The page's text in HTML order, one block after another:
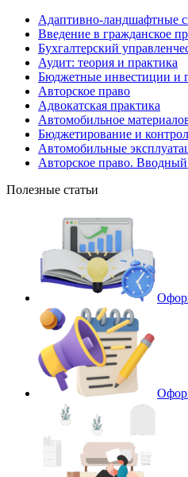
Адаптивно-ландшафтные
Введение в гражданское
Бухгалтерский
Аудит: теория и практика
Бюджетные инвестиции и
Авторское право
Адвокатская практика
Автомобильное
Бюджетирование и
Автомобильные
Авторское право.
Полезные статьи